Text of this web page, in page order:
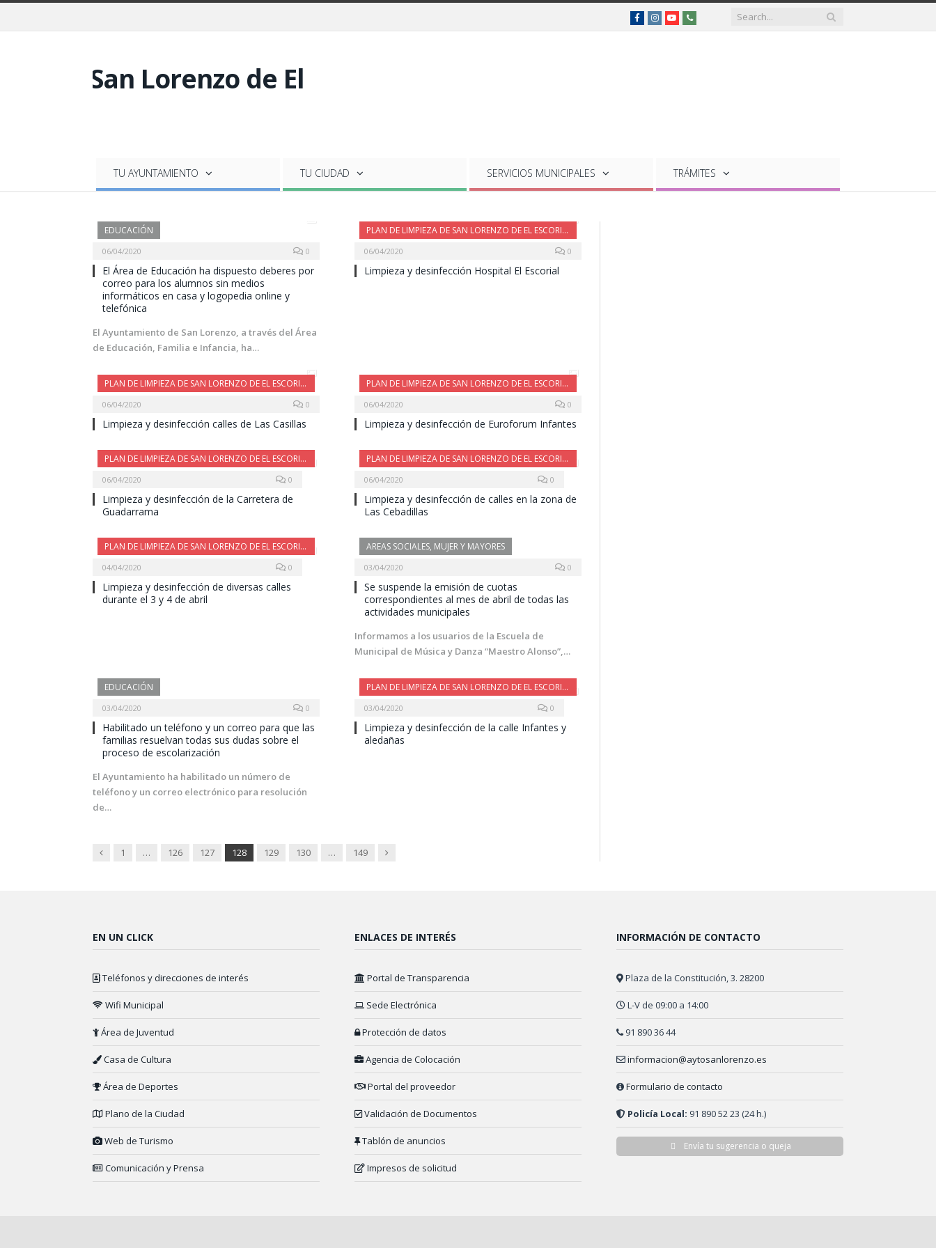
FacebookInstagramYouTubeTeléfonos
de
TU AYUNTAMIENTO TU CIUDAD SERVICIOS MUNICIPALES TRÁMITES
EDUCACIÓN
06/04/2020 0
El Área de Educación ha dispuesto deberes por
correo para los alumnos sin medios
informáticos en casa y logopedia online y
telefónica
El Ayuntamiento de San Lorenzo, a través del Área
de Educación, Familia e Infancia, ha…
PLAN DE LIMPIEZA DE SAN LORENZO DE EL ESCORIAL
06/04/2020 0
Limpieza y desinfección Hospital El Escorial
PLAN DE LIMPIEZA DE SAN LORENZO DE EL ESCORIAL
06/04/2020 0
Limpieza y desinfección calles de Las Casillas
PLAN DE LIMPIEZA DE SAN LORENZO DE EL ESCORIAL
06/04/2020 0
Limpieza y desinfección de Euroforum Infantes
PLAN DE LIMPIEZA DE SAN LORENZO DE EL ESCORIAL
06/04/2020 0
Limpieza y desinfección de la Carretera de
Guadarrama
PLAN DE LIMPIEZA DE SAN LORENZO DE EL ESCORIAL
06/04/2020 0
Limpieza y desinfección de calles en la zona de
Las Cebadillas
PLAN DE LIMPIEZA DE SAN LORENZO DE EL ESCORIAL
04/04/2020 0
Limpieza y desinfección de diversas calles
durante el 3 y 4 de abril
AREAS SOCIALES, MUJER Y MAYORES
03/04/2020 0
Se suspende la emisión de cuotas
correspondientes al mes de abril de todas las
actividades municipales
Informamos a los usuarios de la Escuela de
Municipal de Música y Danza “Maestro Alonso”,…
EDUCACIÓN
03/04/2020 0
Habilitado un teléfono y un correo para que las
familias resuelvan todas sus dudas sobre el
proceso de escolarización
El Ayuntamiento ha habilitado un número de
teléfono y un correo electrónico para resolución
de…
PLAN DE LIMPIEZA DE SAN LORENZO DE EL ESCORIAL
03/04/2020 0
Limpieza y desinfección de la calle Infantes y
aledañas
Previous
1 … 126 127 128 129 130 … 149 Next
EN UN CLICK
Teléfonos y direcciones de interés
Wifi Municipal
Área de Juventud
Casa de Cultura
Área de Deportes
Plano de la Ciudad
Web de Turismo
Comunicación y Prensa
ENLACES DE INTERÉS
Portal de Transparencia
Sede Electrónica
Protección de datos
Agencia de Colocación
Portal del proveedor
Validación de Documentos
Tablón de anuncios
Impresos de solicitud
INFORMACIÓN DE CONTACTO
Plaza de la Constitución, 3. 28200
L-V de 09:00 a 14:00
91 890 36 44
informacion@aytosanlorenzo.es
Formulario de contacto
Policía Local: 91 890 52 23 (24 h.)
Envía tu sugerencia o queja